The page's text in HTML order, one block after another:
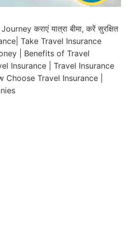
कराएं यात्रा बीमा, करें सुरक्षित
Take Travel Insurance
| Benefits of Travel
Insurance | Travel Insurance
Travel Insurance |